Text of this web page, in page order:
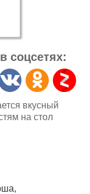
соцсетях:
вкусный
на стол